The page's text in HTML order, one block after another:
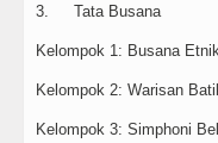
3. Tata Busana
Kelompok 1: Busana
Kelompok 2: Warisan
Kelompok 3: Simphoni